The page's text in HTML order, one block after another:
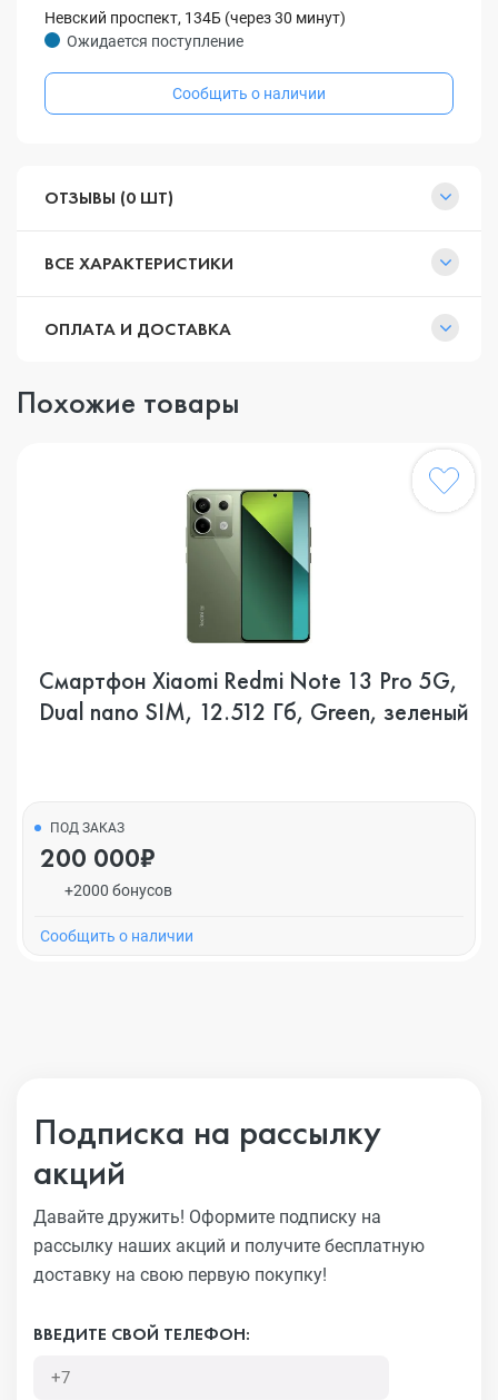
Невский проспект, 134Б (через 30 минут)
Ожидается поступление
Сообщить о наличии
ОТЗЫВЫ (0 ШТ)
ВСЕ ХАРАКТЕРИСТИКИ
ОПЛАТА И ДОСТАВКА
Похожие товары
Смартфон Xiaomi Redmi Note 13 Pro 5G,
Dual nano SIM, 12.512 Гб, Green, зеленый
ПОД ЗАКАЗ
200 000₽
+2000 бонусов
Cообщить о наличии
Подписка на рассылку
акций
Давайте дружить! Оформите подписку на
рассылку наших акций и получите бесплатную
доставку на свою первую покупку!
ВВЕДИТЕ СВОЙ ТЕЛЕФОН: